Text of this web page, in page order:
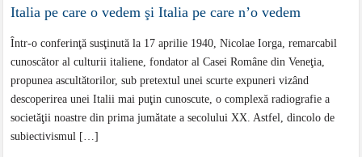
Italia pe care o vedem şi Italia pe care n’o vedem
Într-o conferinţă susţinută la 17 aprilie 1940, Nicolae Iorga, remarcabil
cunoscător al culturii italiene, fondator al Casei Române din Veneţia,
propunea ascultătorilor, sub pretextul unei scurte expuneri vizând
descoperirea unei Italii mai puţin cunoscute, o complexă radiografie a
societăţii noastre din prima jumătate a secolului XX. Astfel, dincolo de
subiectivismul […]